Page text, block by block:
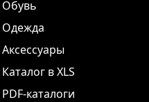
Обувь
Одежда
Аксессуары
Каталог в XLS
PDF-каталоги